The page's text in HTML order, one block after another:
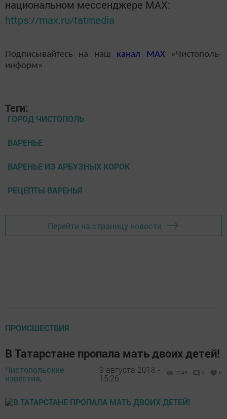
национальном мессенджере MАХ:
https://max.ru/tatmedia
Подписывайтесь на наш канал MAX«Чистополь-
информ»
Теги:
ГОРОД ЧИСТОПОЛЬ
ВАРЕНЬЕ
ВАРЕНЬЕ ИЗ АРБУЗНЫХ КОРОК
РЕЦЕПТЫ ВАРЕНЬЯ
Перейти на страницу новости
ПРОИСШЕСТВИЯ
В Татарстане пропала мать двоих детей!
Чистопольские
известия,
9 августа 2018 -
15:26
2249 0 0